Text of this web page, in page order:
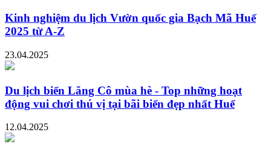
Kinh nghiệm du lịch Vườn quốc gia Bạch Mã Huế
2025 từ A-Z
23.04.2025
Du lịch biển Lăng Cô mùa hè - Top những hoạt
động vui chơi thú vị tại bãi biển đẹp nhất Huế
12.04.2025